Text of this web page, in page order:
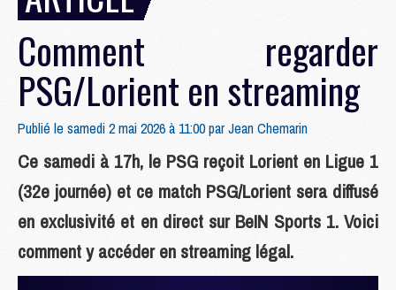
Comment regarder
PSG/Lorient en streaming
Publié le samedi 2 mai 2026 à 11:00 parJean Chemarin
Ce samedi à 17h, le PSG reçoit Lorient en Ligue 1
(32e journée) et ce match PSG/Lorient sera diffusé
en exclusivité et en direct sur BeIN Sports 1. Voici
comment y accéder en streaming légal.